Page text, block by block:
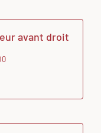
avant droit